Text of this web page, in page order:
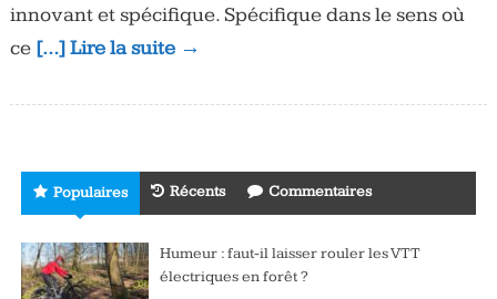
innovant et spécifique. Spécifique dans le sens où
ce […] Lire la suite →
Populaires Récents Commentaires
Humeur : faut-il laisser rouler les VTT
électriques en forêt ?